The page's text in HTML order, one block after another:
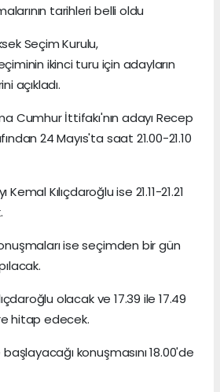
tarihleri belli oldu
Seçim Kurulu,
ikinci turu için adayların
açıkladı.
Cumhur İttifakı'nın adayı Recep
24 Mayıs'ta saat 21.00-21.10
Kılıçdaroğlu ise 21.11-21.21
ise seçimden bir gün
olacak ve 17.39 ile 17.49
hitap edecek.
konuşmasını 18.00'de